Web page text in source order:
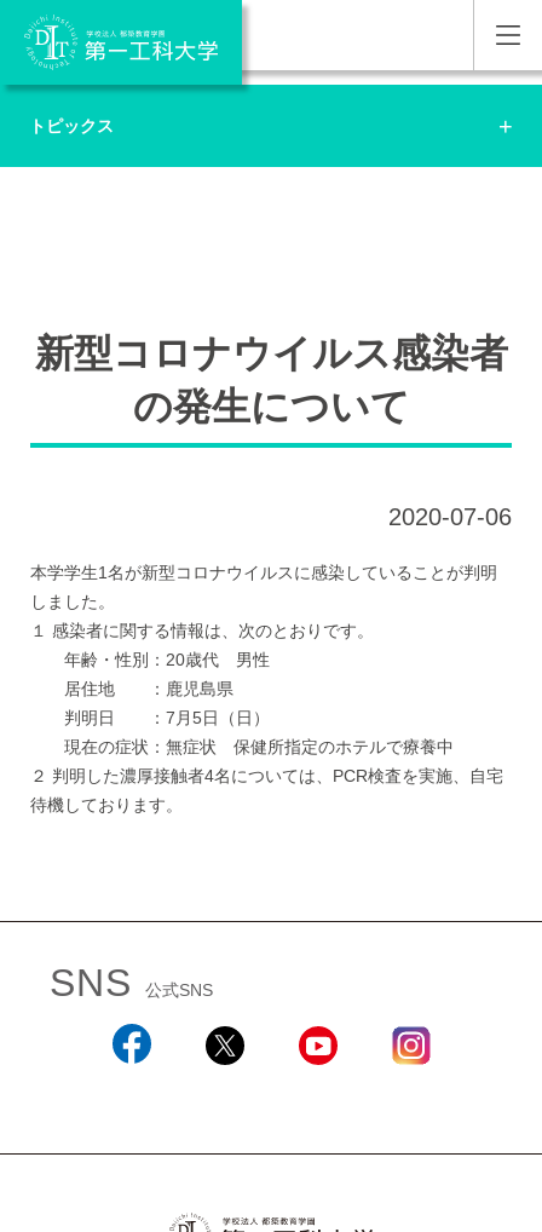
トピックス
新型コロナウイルス感染者
の発生について
2020-07-06
本学学生1名が新型コロナウイルスに感染していることが判明
しました。
１ 感染者に関する情報は、次のとおりです。
年齢・性別：20歳代 男性
居住地 ：鹿児島県
判明日 ：7月5日（日）
現在の症状：無症状 保健所指定のホテルで療養中
２ 判明した濃厚接触者4名については、PCR検査を実施、自宅
待機しております。
SNS 公式SNS